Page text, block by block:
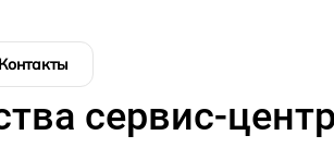
Контакты
сервис-